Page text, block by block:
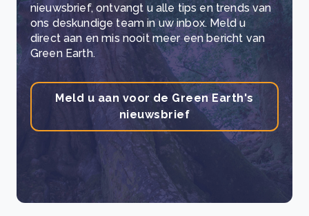
nieuwsbrief, ontvangt u alle tips en trends van
ons deskundige team in uw inbox. Meld u
direct aan en mis nooit meer een bericht van
Green Earth.
Meld u aan voor de Green Earth's
nieuwsbrief